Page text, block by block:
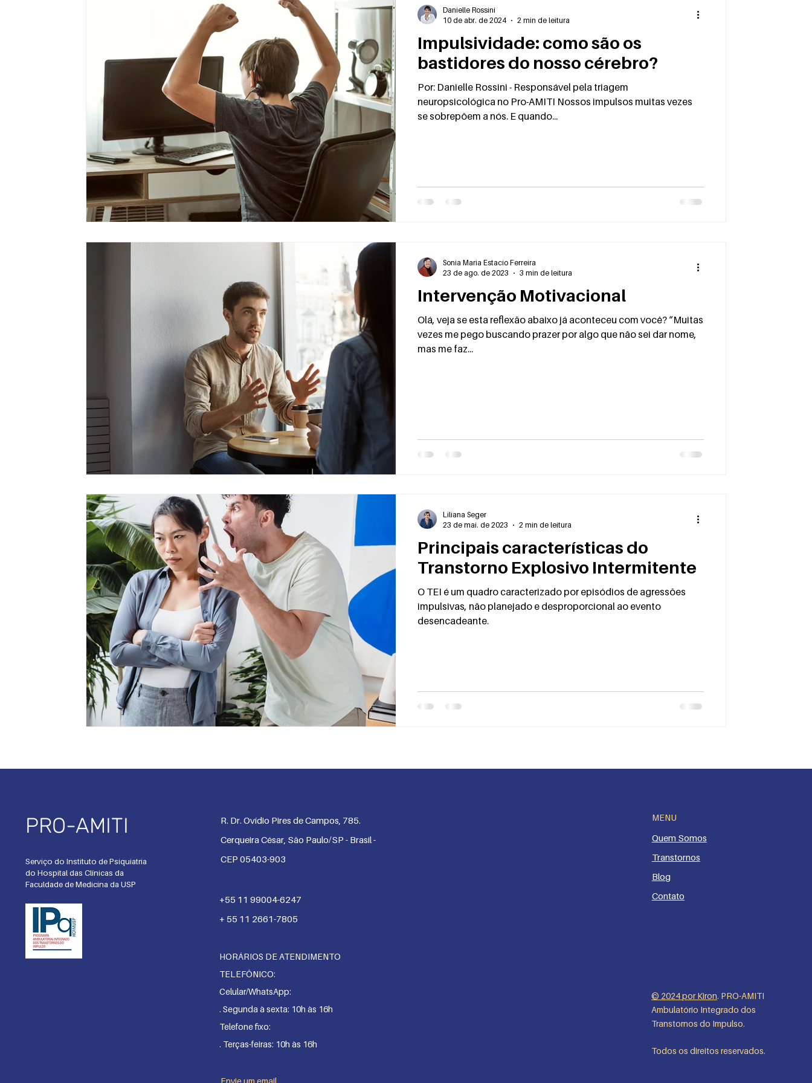
Tricotilomania
Impulsividade: como são os
bastidores do nosso cérebro?
Por: Danielle Rossini - Responsável pela triagem
neuropsicológica no Pro-AMITI Nossos impulsos muitas vezes
se sobrepõem a nós. E quando...
Danielle Rossini
10 de abr. de 2024
2 min de leitura
Intervenção Motivacional
Olá, veja se esta reflexão abaixo já aconteceu com você? “Muitas
vezes me pego buscando prazer por algo que não sei dar nome,
mas me faz...
Sonia Maria Estacio Ferreira
23 de ago. de 2023
3 min de leitura
Principais características do
Transtorno Explosivo Intermitente
O TEI é um quadro caracterizado por episódios de agressões
impulsivas, não planejado e desproporcional ao evento
desencadeante.
Liliana Seger
23 de mai. de 2023
2 min de leitura
PRO-AMITI
Serviço do Instituto de Psiquiatria
do Hospital das Clínicas da
Faculdade de Medicina da USP
R. Dr. Ovídio Pires de Campos, 785.
Cerqueira César, São Paulo/SP - Brasil -
CEP 05403-903
+55 11 99004-6247
+ 55 11 2661-7805
HORÁRIOS DE ATENDIMENTO
TELEFÔNICO:
Celular/WhatsApp:
. Segunda à sexta: 10h às 16h
Telefone fixo:
. Terças-feiras: 10h às 16h
Envie um email
MENU
Quem Somos
Transtornos
Blog
Contato
© 2024 porKiron. PRO-AMITI
Ambulatório Integrado dos
Transtornos do Impulso.
Todos os direitos reservados.